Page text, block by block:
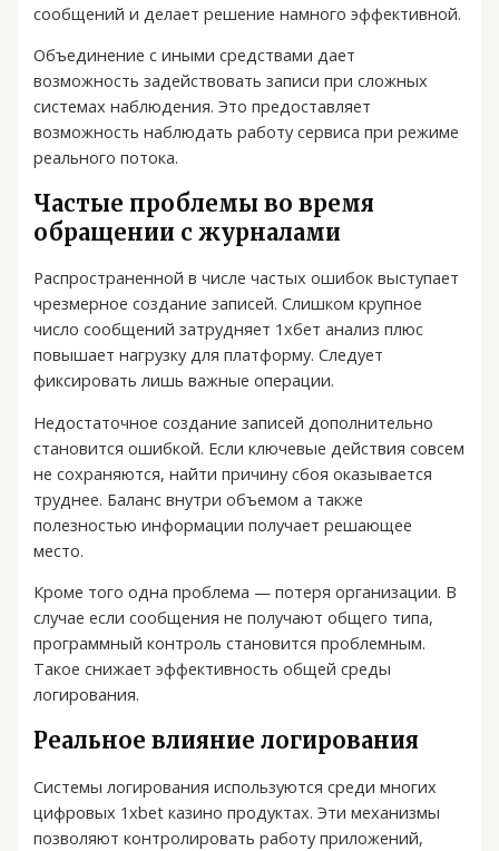
сообщений и делает решение намного эффективной.
Объединение с иными средствами дает
возможность задействовать записи при сложных
системах наблюдения. Это предоставляет
возможность наблюдать работу сервиса при режиме
реального потока.
Частые проблемы во время
обращении с журналами
Распространенной в числе частых ошибок выступает
чрезмерное создание записей. Слишком крупное
число сообщений затрудняет 1хбет анализ плюс
повышает нагрузку для платформу. Следует
фиксировать лишь важные операции.
Недостаточное создание записей дополнительно
становится ошибкой. Если ключевые действия совсем
не сохраняются, найти причину сбоя оказывается
труднее. Баланс внутри объемом а также
полезностью информации получает решающее
место.
Кроме того одна проблема — потеря организации. В
случае если сообщения не получают общего типа,
программный контроль становится проблемным.
Такое снижает эффективность общей среды
логирования.
Реальное влияние логирования
Системы логирования используются среди многих
цифровых 1xbet казино продуктах. Эти механизмы
позволяют контролировать работу приложений,